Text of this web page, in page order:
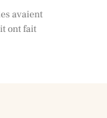
avaient
ont fait